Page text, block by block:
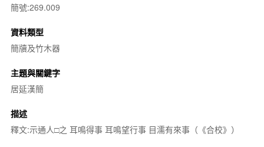
簡號:269.009
資料類型
簡牘及竹木器
主題與關鍵字
居延漢簡
描述
釋文:示通人□之 耳鳴得事 耳鳴望行事 目濡有來事（《合校》）